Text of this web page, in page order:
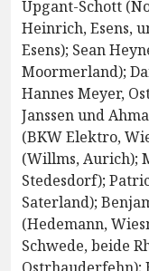
Upgant-Schott
Heinrich, Esens,
Esens); Sean
Moormerland);
Hannes Meyer,
Janssen und
(BKW Elektro,
(Willms, Aurich);
Stedesdorf);
Saterland);
(Hedemann,
Schwede, beide